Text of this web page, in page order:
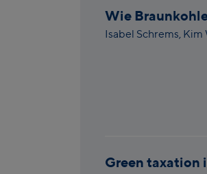
Wie
Isabel Schrems, Kim
Green taxation